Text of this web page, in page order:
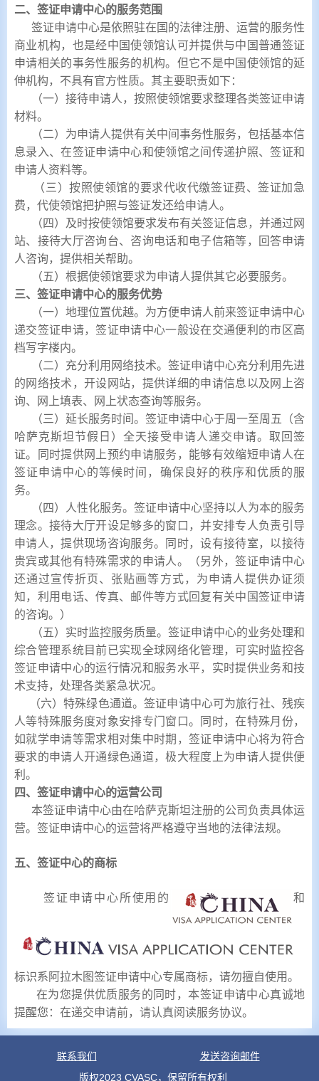
二、签证申请中心的服务范围
签证申请中心是依照驻在国的法律注册、运营的服务性
商业机构，也是经中国使领馆认可并提供与中国普通签证
申请相关的事务性服务的机构。但它不是中国使领馆的延
伸机构，不具有官方性质。其主要职责如下：
（一）接待申请人，按照使领馆要求整理各类签证申请
材料。
（二）为申请人提供有关中间事务性服务，包括基本信
息录入、在签证申请中心和使领馆之间传递护照、签证和
申请人资料等。
（三）按照使领馆的要求代收代缴签证费、签证加急
费，代使领馆把护照与签证发还给申请人。
（四）及时按使领馆要求发布有关签证信息，并通过网
站、接待大厅咨询台、咨询电话和电子信箱等，回答申请
人咨询，提供相关帮助。
（五）根据使领馆要求为申请人提供其它必要服务。
三、签证申请中心的服务优势
（一）地理位置优越。为方便申请人前来签证申请中心
递交签证申请，签证申请中心一般设在交通便利的市区高
档写字楼内。
（二）充分利用网络技术。签证申请中心充分利用先进
的网络技术，开设网站，提供详细的申请信息以及网上咨
询、网上填表、网上状态查询等服务。
（三）延长服务时间。签证申请中心于周一至周五（含
哈萨克斯坦节假日）全天接受申请人递交申请。取回签
证。同时提供网上预约申请服务，能够有效缩短申请人在
签证申请中心的等候时间，确保良好的秩序和优质的服
务。
（四）人性化服务。签证申请中心坚持以人为本的服务
理念。接待大厅开设足够多的窗口，并安排专人负责引导
申请人，提供现场咨询服务。同时，设有接待室，以接待
贵宾或其他有特殊需求的申请人。（另外，签证申请中心
还通过宣传折页、张贴画等方式，为申请人提供办证须
知，利用电话、传真、邮件等方式回复有关中国签证申请
的咨询。）
（五）实时监控服务质量。签证申请中心的业务处理和
综合管理系统目前已实现全球网络化管理，可实时监控各
签证申请中心的运行情况和服务水平，实时提供业务和技
术支持，处理各类紧急状况。
（六）特殊绿色通道。签证申请中心可为旅行社、残疾
人等特殊服务度对象安排专门窗口。同时，在特殊月份，
如就学申请等需求相对集中时期，签证申请中心将为符合
要求的申请人开通绿色通道，极大程度上为申请人提供便
利。
四、签证申请中心的运营公司
本签证申请中心由在哈萨克斯坦注册的公司负责具体运
营。签证申请中心的运营将严格遵守当地的法律法规。
五、签证中心的商标
签证申请中心所使用的 和
标识系阿拉木图签证申请中心专属商标，请勿擅自使用。
在为您提供优质服务的同时，本签证申请中心真诚地
提醒您：在递交申请前，请认真阅读服务协议。
联系我们
发送咨询邮件
版权2023 CVASC，保留所有权利